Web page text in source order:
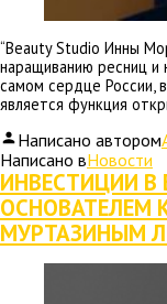
“Beauty Studio Инны
наращиванию ресниц и
самом сердце России,
является функция
Написано автором
Написано вНовости
ИНВЕСТИЦИИ В
ОСНОВАТЕЛЕМ
МУРТАЗИНЫМ